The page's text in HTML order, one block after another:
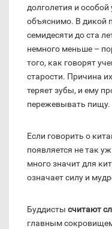
долголетия и
объяснимо. В дикой
семидесяти до ста
немного меньше –
того, как говорят
старости. Причина
теряет зубы, и ему
пережевывать пищу.
Если говорить о
появляется не так
много значит для
означает силу и
Буддисты считают
главным